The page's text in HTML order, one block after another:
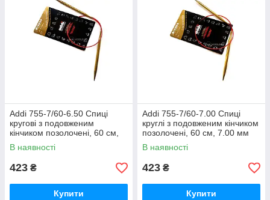
Addi 755-7/60-6.50 Спиці
кругові з подовженим
кінчиком позолочені, 60 см,
6.50 мм
В наявності
423 ₴
Купити
Addi 755-7/60-7.00 Спиці
круглі з подовженим кінчиком
позолочені, 60 см, 7.00 мм
В наявності
423 ₴
Купити